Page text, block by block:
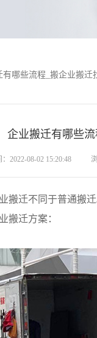
有哪些流程_搬企业搬迁
企业搬迁有哪些
2022-08-02 15:20:48
迁不同于普通搬迁
搬迁方案：